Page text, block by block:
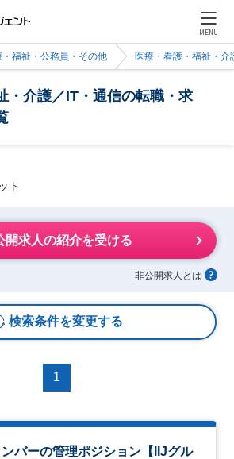
MENU
福祉・公務員・その他 医療・看護・福祉・介
・介護／IT・通信の転職・求
ト
開求人の紹介を受ける
非公開求人とは
検索条件を変更する
1
バーの管理ポジション【IIJグル